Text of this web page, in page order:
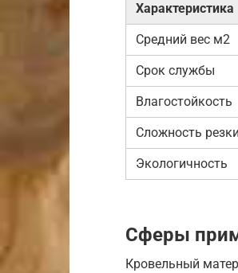
Характеристика
Средний вес м2
Срок службы
Влагостойкость
Сложность резки
Экологичность
Сферы
Кровельный